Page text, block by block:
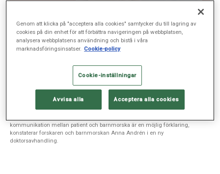
Bristande kommunikation bakom ojämlik vård
Gravida kvinnor födda i Somalia söker i lägre grad vård vid minskade
kommunikation mellan patient och barnmorska är en möjlig förklaring,
konstaterar forskaren och barnmorskan Anna Andrén i en ny
doktorsavhandling.
Genom att klicka på "acceptera alla cookies" samtycker du till lagring av
cookies på din enhet för att förbättra navigeringen på webbplatsen,
analysera webbplatsens användning och bistå i våra
marknadsföringsinsatser. Cookie-policy
Cookie-inställningar
Avvisa alla Acceptera alla cookies